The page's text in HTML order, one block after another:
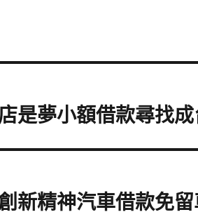
是夢小額借款尋找
新精神汽車借款免